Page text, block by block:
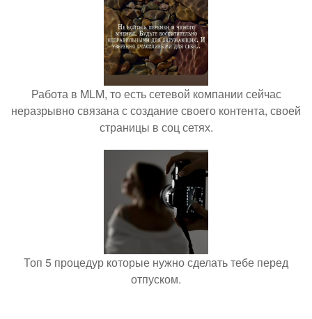
Работа в MLM, то есть сетевой компании сейчас
неразрывно связана с создание своего контента, своей
страницы в соц сетях.
Топ 5 процедур которые нужно сделать тебе перед
отпуском.